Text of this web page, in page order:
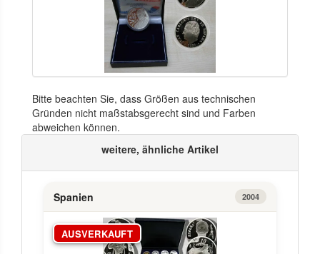
Bitte beachten Sie, dass Größen aus technischen
Gründen nicht maßstabsgerecht sind und Farben
abweichen können.
weitere, ähnliche Artikel
Spanien 2004
AUSVERKAUFT